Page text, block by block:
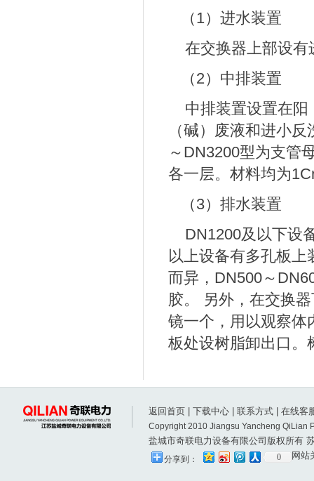
（1）进水装置
在交换器上部设有
（2）中排装置
中排装置设置在阳
（碱）废液和进小
～DN3200型为支管
各一层。材料均为
（3）排水装置
DN1200及以下设
以上设备有多孔板
而异，DN500～
胶。 另外，在交换
镜一个，用以观察体
板处设树脂卸出口。
返回首页 下载中心 联系方式 在线客
Copyright 2010 Jiangsu Yancheng QiLian
盐城市奇联电力设备有限公司版权所有
网站
分享到： 0